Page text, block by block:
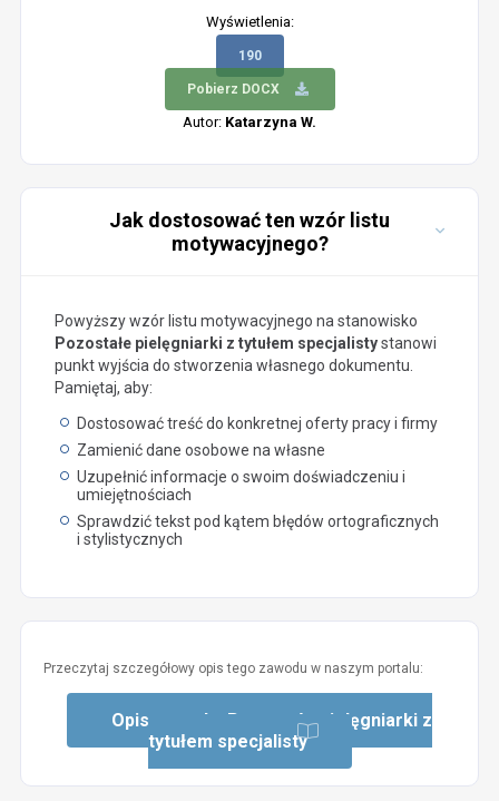
Wyświetlenia:
190
Pobierz DOCX
Autor: Katarzyna W.
Jak dostosować ten wzór listu
motywacyjnego?
Powyższy wzór listu motywacyjnego na stanowisko
Pozostałe pielęgniarki z tytułem specjalistystanowi
punkt wyjścia do stworzenia własnego dokumentu.
Pamiętaj, aby:
Dostosować treść do konkretnej oferty pracy i firmy
Zamienić dane osobowe na własne
Uzupełnić informacje o swoim doświadczeniu i
umiejętnościach
Sprawdzić tekst pod kątem błędów ortograficznych
i stylistycznych
Przeczytaj szczegółowy opis tego zawodu w naszym portalu:
Opis zawodu: Pozostałe pielęgniarki z
tytułem specjalisty